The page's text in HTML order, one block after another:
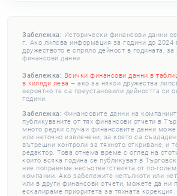
Забележка: Исторически финансови данни
г. Ако липсва информация за години до 2024
дружеството е спряло дейност в годината,
финансови данни.
Забележка: Всички финансови данни в
в хиляди лева – ако за някои дружества
вероятно те са преустановили дейността си
години.
Забележка: Финансовите данни на
публикуваните от тях финансови отчети в
много редки случаи финансовите данни
или неточно извлечени, за което са
вътрешни контроли за тяхното откриване, и
редактор. Това отнема време с оглед на
които всяка година се публикуват в
ние поправяме несъответствията от по-
компании. Ако забележите непълноти или
или в други финансови отчети, можете да ни
ескалираме приоритета за тяхната корекция.